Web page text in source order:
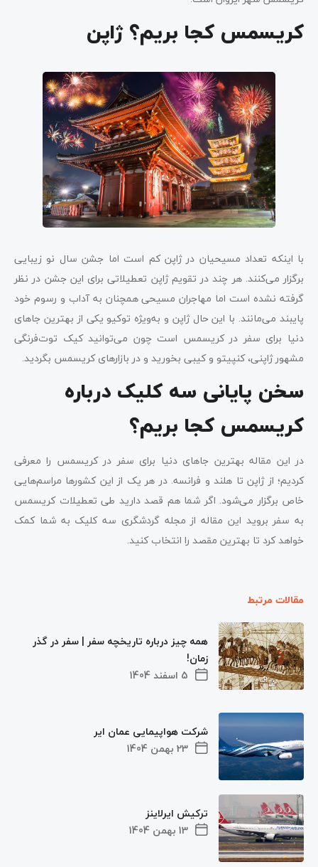
کریسمس کجا بریم؟ ژاپن
با اینکه تعداد مسیحیان در ژاپن کم است اما جشن سال نو زیبایی
برگزار می‌کنند. هر چند در تقویم ژاپن تعطیلاتی برای این جشن در نظر
گرفته نشده است اما مهاجران مسیحی همچنان به آداب و رسوم خود
پایبند می‌مانند. با این حال ژاپن و به‌ویژه توکیو یکی از بهترین جاهای
دنیا برای سفر در کریسمس است چون می‌توانید کیک توت‌فرنگی
مشهور ژاپنی، کنپیتو و کیبی بخورید و در بازارهای کریسمس بگردید.
سخن پایانی سه کلیک درباره
کریسمس کجا بریم؟
در این مقاله بهترین جاهای دنیا برای سفر در کریسمس را معرفی
کردیم؛ از ژاپن تا هلند و فرانسه. در هر یک از این کشورها مراسم‌هایی
خاص برگزار می‌شود. اگر شما هم قصد دارید طی تعطیلات کریسمس
به سفر بروید این مقاله از مجله گردشگری سه کلیک به شما کمک
خواهد کرد تا بهترین مقصد را انتخاب کنید.
مقالات مرتبط
5 اسفند 1404
همه چیز درباره تاریخچه سفر | سفر در گذر
زمان!
23 بهمن 1404
شرکت هواپیمایی عمان ایر
13 بهمن 1404
ترکیش ایرلاینز